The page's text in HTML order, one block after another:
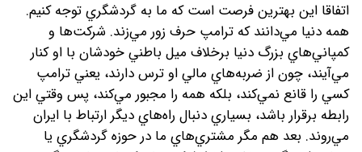
اتفاقا اين بهترين فرصت است که ما به گردشگري توجه کنيم.
همه دنيا مي‌دانند که ترامپ حرف زور مي‌زند. شرکت‌ها و
کمپاني‌هاي بزرگ دنيا برخلاف ميل باطني خودشان با او کنار
مي‌آيند، چون از ضربه‌هاي مالي او ترس دارند، يعني ترامپ
کسي را قانع نمي‌کند، بلکه همه را مجبور مي‌کند، پس وقتي اين
رابطه برقرار باشد، بسياري دنبال راه‌هاي ديگر ارتباط با ايران
مي‌روند. بعد هم مگر مشتري‌هاي ما در حوزه گردشگري يا